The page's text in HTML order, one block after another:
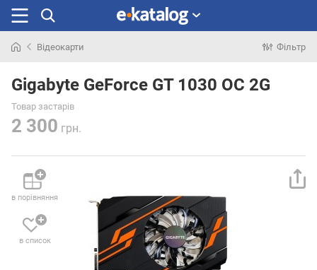
раніше
Відеокарти Фільтр
Gigabyte GeForce GT 1030 OC 2G
Товар застарів
2 300 грн.
в порівняння
в список